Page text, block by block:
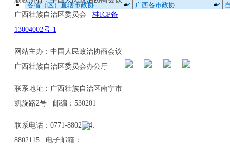
广西壮族自治区委员会 桂ICP备
13004002号-1
网站主办：中国人民政治协商会议
广西壮族自治区委员会办公厅
联系地址：广西壮族自治区南宁市
凯旋路2号 邮编：530201
联系电话：0771-8802114、
8802115 电子邮箱：